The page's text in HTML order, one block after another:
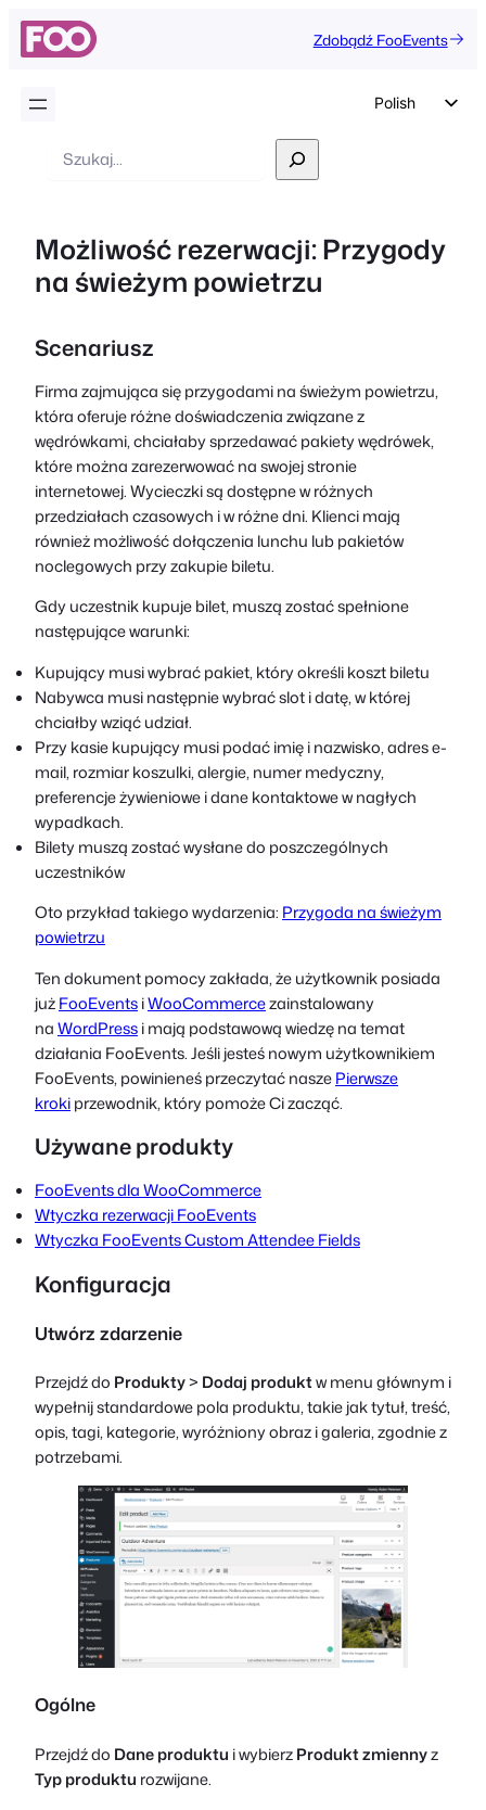
Zdobądź FooEvents
Polish
Spanish
Czech
Wyszukiwanie
Możliwość rezerwacji: Przygody
na świeżym powietrzu
Scenariusz
Firma zajmująca się przygodami na świeżym powietrzu,
która oferuje różne doświadczenia związane z
wędrówkami, chciałaby sprzedawać pakiety wędrówek,
które można zarezerwować na swojej stronie
internetowej. Wycieczki są dostępne w różnych
przedziałach czasowych i w różne dni. Klienci mają
również możliwość dołączenia lunchu lub pakietów
noclegowych przy zakupie biletu.
Gdy uczestnik kupuje bilet, muszą zostać spełnione
następujące warunki:
Kupujący musi wybrać pakiet, który określi koszt biletu
Nabywca musi następnie wybrać slot i datę, w której
chciałby wziąć udział.
Przy kasie kupujący musi podać imię i nazwisko, adres e-
mail, rozmiar koszulki, alergie, numer medyczny,
preferencje żywieniowe i dane kontaktowe w nagłych
wypadkach.
Bilety muszą zostać wysłane do poszczególnych
uczestników
Oto przykład takiego wydarzenia: Przygoda na świeżym
powietrzu
Ten dokument pomocy zakłada, że użytkownik posiada
jużFooEventsiWooCommercezainstalowany
naWordPressi mają podstawową wiedzę na temat
działania FooEvents. Jeśli jesteś nowym użytkownikiem
FooEvents, powinieneś przeczytać naszePierwsze
krokiprzewodnik, który pomoże Ci zacząć.
Używane produkty
FooEvents dla WooCommerce
Wtyczka rezerwacji FooEvents
Wtyczka FooEvents Custom Attendee Fields
Konfiguracja
Utwórz zdarzenie
Przejdź do Produkty> Dodaj produktw menu głównym i
wypełnij standardowe pola produktu, takie jak tytuł, treść,
opis, tagi, kategorie, wyróżniony obraz i galeria, zgodnie z
potrzebami.
Ogólne
Przejdź do Dane produktu i wybierzProdukt zmiennyz
Typ produktu rozwijane.